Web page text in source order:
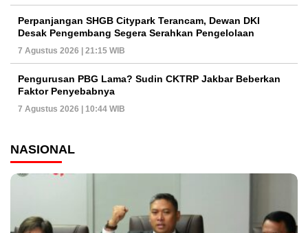
Perpanjangan SHGB Citypark Terancam, Dewan DKI
Desak Pengembang Segera Serahkan Pengelolaan
7 Agustus 2026 | 21:15 WIB
Pengurusan PBG Lama? Sudin CKTRP Jakbar Beberkan
Faktor Penyebabnya
7 Agustus 2026 | 10:44 WIB
NASIONAL